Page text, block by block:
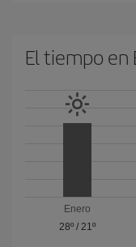
El tiempo en
Enero
28º/ 21º